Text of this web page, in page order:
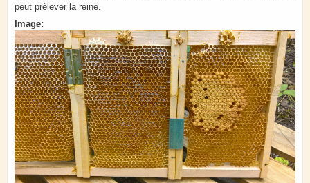
peut prélever la reine.
Image: